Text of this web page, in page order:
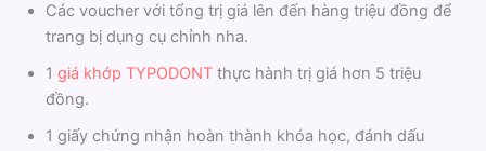
Các voucher với tổng trị giá lên đến hàng triệu đồng để
trang bị dụng cụ chỉnh nha.
1giá khớp TYPODONT thực hành trị giá hơn 5 triệu
đồng.
1 giấy chứng nhận hoàn thành khóa học, đánh dấu